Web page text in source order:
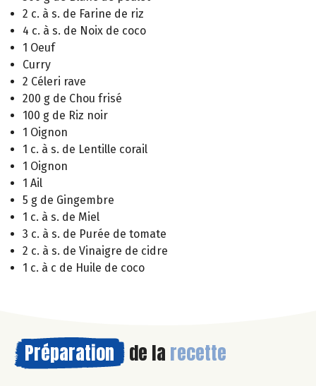
2 c. à s. de Farine de riz
4 c. à s. de Noix de coco
1 Oeuf
Curry
2 Céleri rave
200 g de Chou frisé
100 g de Riz noir
1 Oignon
1 c. à s. de Lentille corail
1 Oignon
1 Ail
5 g de Gingembre
1 c. à s. de Miel
3 c. à s. de Purée de tomate
2 c. à s. de Vinaigre de cidre
1 c. à c de Huile de coco
Préparation de la recette